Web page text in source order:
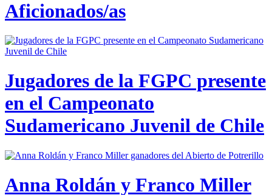
Aficionados/as
Jugadores de la FGPC presente
en el Campeonato
Sudamericano Juvenil de Chile
Anna Roldán y Franco Miller